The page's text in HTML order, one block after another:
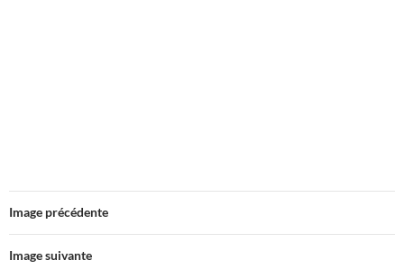
Image précédente
Image suivante